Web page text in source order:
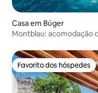
Casa em Búger
Montblau: acomodação
Favorito dos hóspedes
Favorito dos hóspedes